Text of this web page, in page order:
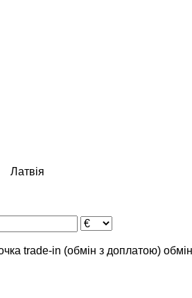
Латвія
trade-in (обмін з доплатою) обмін